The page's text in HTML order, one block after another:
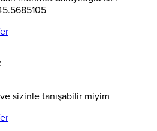
sizinle tanışabilir miyim